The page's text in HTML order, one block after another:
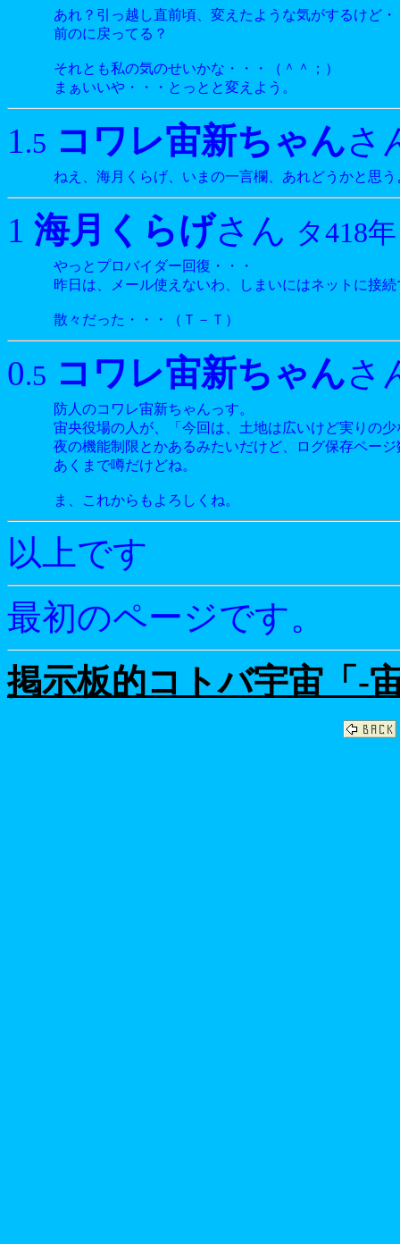
あれ？引っ越し直前頃、変えたような気がするけど・
前のに戻ってる？
それとも私の気のせいかな・・・（＾＾；）
まぁいいや・・・とっとと変えよう。
1.5 コワレ宙新ちゃんさ
ねえ、海月くらげ、いまの一言欄、あれどうかと思
1 海月くらげさん タ418
やっとプロバイダー回復・・・
昨日は、メール使えないわ、しまいにはネットに接
散々だった・・・（Ｔ－Ｔ）
0.5 コワレ宙新ちゃんさ
防人のコワレ宙新ちゃんっす。
宙央役場の人が、「今回は、土地は広いけど実りの
夜の機能制限とかあるみたいだけど、ログ保存ペー
あくまで噂だけどね。
ま、これからもよろしくね。
以上です
最初のページです。
掲示板的コトバ宇宙「-